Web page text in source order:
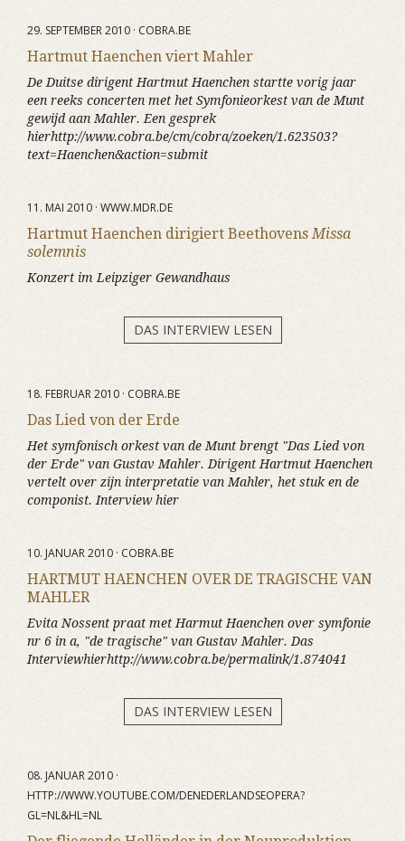
29. SEPTEMBER 2010 · COBRA.BE
Hartmut Haenchen viert Mahler
De Duitse dirigent Hartmut Haenchen startte vorig jaar
een reeks concerten met het Symfonieorkest van de Munt
gewijd aan Mahler. Een gesprek
hierhttp://www.cobra.be/cm/cobra/zoeken/1.623503?
text=Haenchen&action=submit
11. MAI 2010 · WWW.MDR.DE
Hartmut Haenchen dirigiert BeethovensMissa
solemnis
Konzert im Leipziger Gewandhaus
DAS INTERVIEW LESEN
18. FEBRUAR 2010 · COBRA.BE
Das Lied von der Erde
Het symfonisch orkest van de Munt brengt "Das Lied von
der Erde" van Gustav Mahler. Dirigent Hartmut Haenchen
vertelt over zijn interpretatie van Mahler, het stuk en de
componist. Interview hier
10. JANUAR 2010 · COBRA.BE
HARTMUT HAENCHEN OVER DE TRAGISCHE VAN
MAHLER
Evita Nossent praat met Harmut Haenchen over symfonie
nr 6 in a, "de tragische" van Gustav Mahler. Das
Interviewhierhttp://www.cobra.be/permalink/1.874041
DAS INTERVIEW LESEN
08. JANUAR 2010 ·
HTTP://WWW.YOUTUBE.COM/DENEDERLANDSEOPERA?
GL=NL&HL=NL